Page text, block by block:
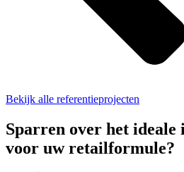
Bekijk alle referentieprojecten
Sparren over het ideale
voor uw retailformule?